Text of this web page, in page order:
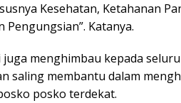
Kesehatan, Ketahanan
Pengungsian”. Katanya.
juga menghimbau kepada
saling membantu dalam
posko terdekat.